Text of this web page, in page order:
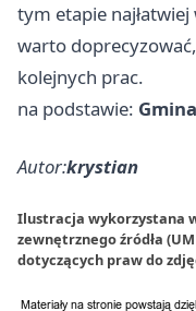
tym etapie
warto
kolejnych prac.
na podstawie:
Autor:krystian
Ilustracja wykorzystana
zewnętrznego źródła
dotyczących praw do